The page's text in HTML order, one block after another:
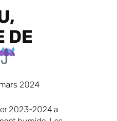
DE
2024
2023-2024 a